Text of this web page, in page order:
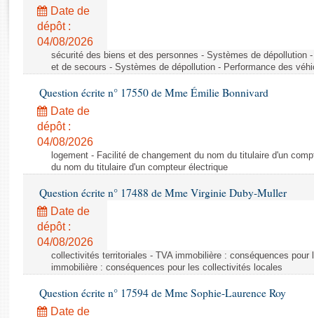
Rapports législatifs
Rapports sur l'application des lois
Baromètre de l’application des lois
Dossiers législatifs
Budget et sécurité sociale
Questions écrites et orales
Comptes rendus des débats
Date de
dépôt :
04/08/2026
sécurité des biens et des personnes - Systèmes de dépollution
et de secours - Systèmes de dépollution - Performance des
Question écrite n° 17550 de Mme Émilie Bonnivard
Date de
dépôt :
04/08/2026
logement - Facilité de changement du nom du titulaire d'un
du nom du titulaire d'un compteur électrique
Question écrite n° 17488 de Mme Virginie Duby-Muller
Date de
dépôt :
04/08/2026
collectivités territoriales - TVA immobilière : conséquences
immobilière : conséquences pour les collectivités locales
Question écrite n° 17594 de Mme Sophie-Laurence Roy
Date de